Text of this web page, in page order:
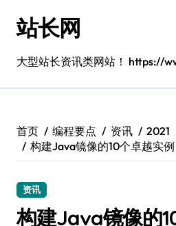
站长网
大型站长资讯类网站！ https://
首页 编程要点 资讯
2021
构建Java镜像的10个卓越实例
资讯
构建Java镜像的